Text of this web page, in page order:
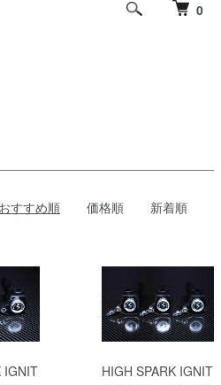
0
おすすめ順 価格順 新着順
IGNIT
HIGH SPARK IGNIT